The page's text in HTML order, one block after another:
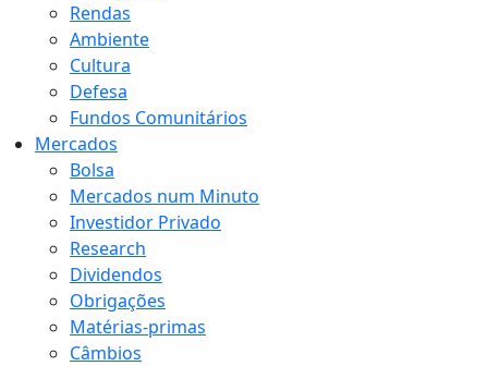
Rendas
Ambiente
Cultura
Defesa
Fundos Comunitários
Mercados
Bolsa
Mercados num Minuto
Investidor Privado
Research
Dividendos
Obrigações
Matérias-primas
Câmbios